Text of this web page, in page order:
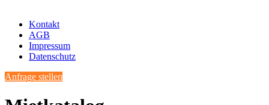
Kontakt
AGB
Impressum
Datenschutz
Anfrage stellen